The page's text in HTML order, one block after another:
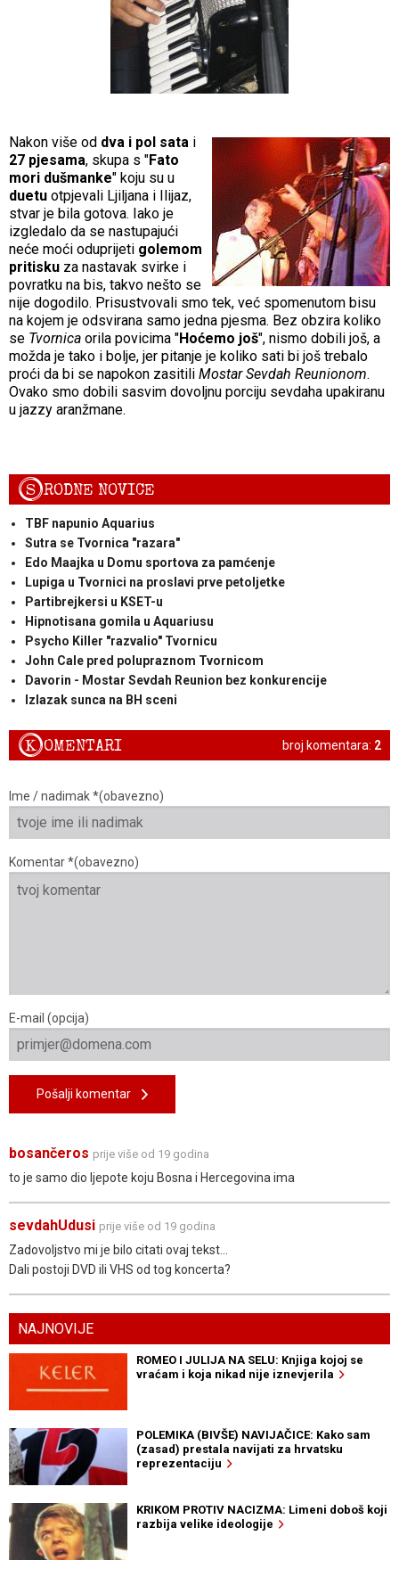
Nakon više od dva i pol sata i
27 pjesama, skupa s "Fato
mori dušmanke" koju su u
duetu otpjevali Ljiljana i Ilijaz,
stvar je bila gotova. Iako je
izgledalo da se nastupajući
neće moći oduprijeti golemom
pritisku za nastavak svirke i
povratku na bis, takvo nešto se
nije dogodilo. Prisustvovali smo tek, već spomenutom bisu
na kojem je odsvirana samo jedna pjesma. Bez obzira koliko
se Tvornica orila povicima "Hoćemo još", nismo dobili još, a
možda je tako i bolje, jer pitanje je koliko sati bi još trebalo
proći da bi se napokon zasitili Mostar Sevdah Reunionom.
Ovako smo dobili sasvim dovoljnu porciju sevdaha upakiranu
u jazzy aranžmane.
SRODNE NOVICE
TBF napunio Aquarius
Sutra se Tvornica "razara"
Edo Maajka u Domu sportova za pamćenje
Lupiga u Tvornici na proslavi prve petoljetke
Partibrejkersi u KSET-u
Hipnotisana gomila u Aquariusu
Psycho Killer "razvalio" Tvornicu
John Cale pred polupraznom Tvornicom
Davorin - Mostar Sevdah Reunion bez konkurencije
Izlazak sunca na BH sceni
broj komentara: 2
KOMENTARI
Ime / nadimak *(obavezno)
Komentar *(obavezno)
E-mail (opcija)
Pošalji komentar
bosančeros prije više od 19 godina
to je samo dio ljepote koju Bosna i Hercegovina ima
sevdahUdusi prije više od 19 godina
Zadovoljstvo mi je bilo citati ovaj tekst...
Dali postoji DVD ili VHS od tog koncerta?
NAJNOVIJE
ROMEO I JULIJA NA SELU: Knjiga kojoj se
vraćam i koja nikad nije iznevjerila
POLEMIKA (BIVŠE) NAVIJAČICE: Kako sam
(zasad) prestala navijati za hrvatsku
reprezentaciju
KRIKOM PROTIV NACIZMA: Limeni doboš koji
razbija velike ideologije